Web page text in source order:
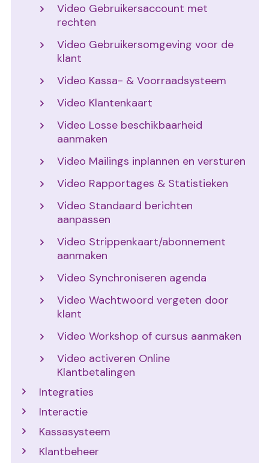
Video Gebruikersaccount met
rechten
Video Gebruikersomgeving voor de
klant
Video Kassa- & Voorraadsysteem
Video Klantenkaart
Video Losse beschikbaarheid
aanmaken
Video Mailings inplannen en versturen
Video Rapportages & Statistieken
Video Standaard berichten
aanpassen
Video Strippenkaart/abonnement
aanmaken
Video Synchroniseren agenda
Video Wachtwoord vergeten door
klant
Video Workshop of cursus aanmaken
Video activeren Online
Klantbetalingen
Integraties
Interactie
Kassasysteem
Klantbeheer